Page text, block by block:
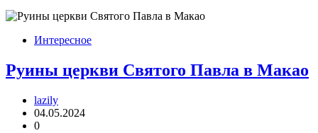
Интересное
Руины церкви Святого Павла в Макао
lazily
04.05.2024
0